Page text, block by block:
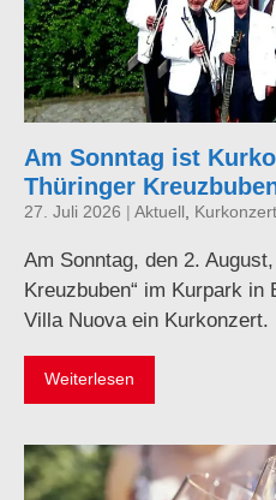
Am Sonntag ist
Thüringer
27. Juli 2026 Aktuell , Kurkonzert
Am Sonntag, den 2.
Kreuzbuben“ im Kurpark in
Villa Nuova ein Kurkonzert.
Weiterlesen